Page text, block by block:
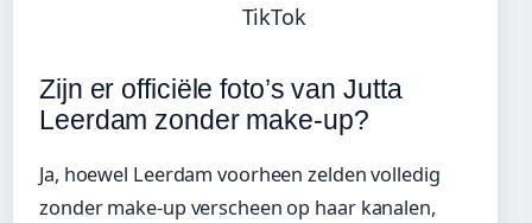
TikTok
Zijn er officiële foto’s van Jutta
Leerdam zonder make-up?
Ja, hoewel Leerdam voorheen zelden volledig
zonder make-up verscheen op haar kanalen,